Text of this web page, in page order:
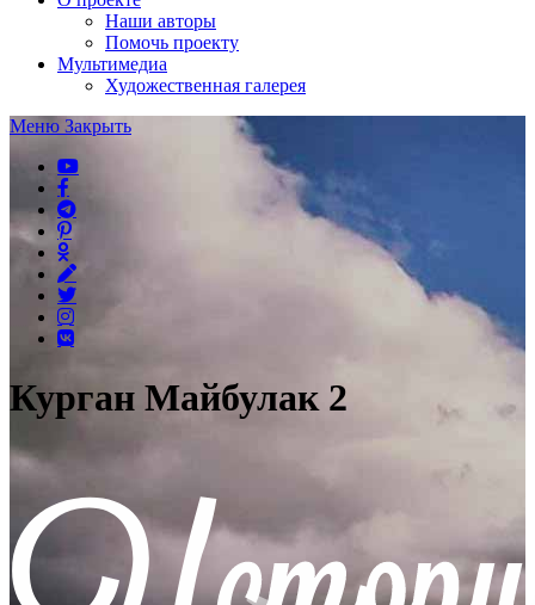
Наши авторы
Помочь проекту
Мультимедиа
Художественная галерея
Меню Закрыть
Курган Майбулак 2